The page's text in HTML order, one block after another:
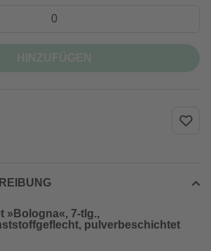
»Bologna«, 7-tlg.,
pulverbeschichtet